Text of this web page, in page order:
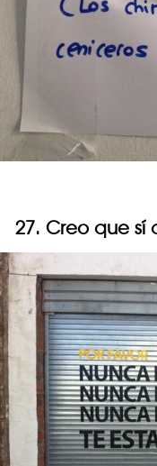
27. Creo que sí